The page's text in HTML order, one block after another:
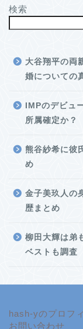
検索
大谷翔平の両
婚についての
IMPのデビュ
所属確定か？
熊谷紗希に彼
め
金子美玖人の
歴まとめ
柳田大輝は弟
ベストも調査
hash-yのプロフ
お問い合わせ